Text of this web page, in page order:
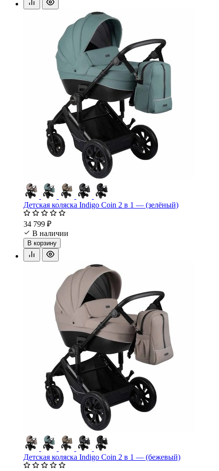
Детская коляска Indigo Coin 2 в 1 — (зелёный)
34 799 ₽
В наличии
В корзину
Детская коляска Indigo Coin 2 в 1 — (бежевый)